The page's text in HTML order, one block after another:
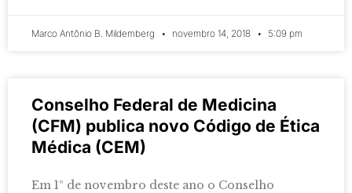
Marco Antônio B. Mildemberg novembro 14, 2018 5:09 pm
Conselho Federal de Medicina
(CFM) publica novo Código de Ética
Médica (CEM)
Em 1º de novembro deste ano o Conselho